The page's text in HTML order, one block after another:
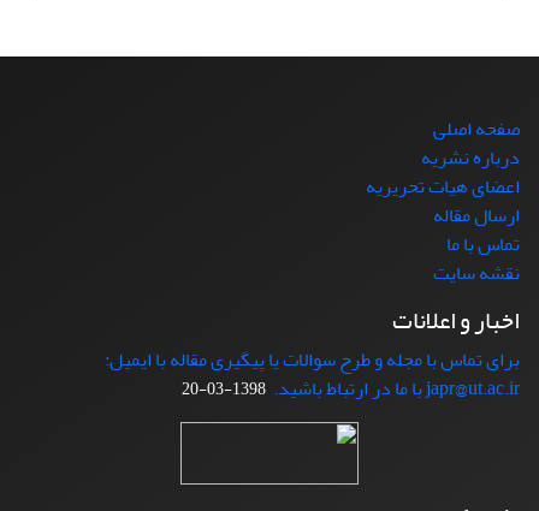
صفحه اصلی
درباره نشریه
اعضای هیات تحریریه
ارسال مقاله
تماس با ما
نقشه سایت
اخبار و اعلانات
برای تماس با مجله و طرح سوالات یا پیگیری مقاله با ایمیل:
japr@ut.ac.ir با ما در ارتباط باشید.
1398-03-20